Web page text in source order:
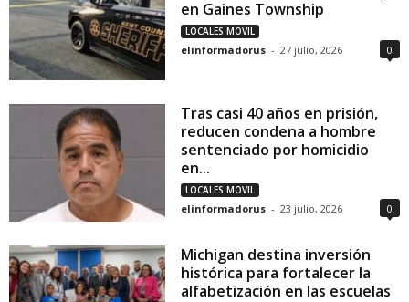
en Gaines Township
LOCALES MOVIL
elinformadorus - 27 julio, 2026 0
Tras casi 40 años en prisión,
reducen condena a hombre
sentenciado por homicidio
en...
LOCALES MOVIL
elinformadorus - 23 julio, 2026 0
Michigan destina inversión
histórica para fortalecer la
alfabetización en las escuelas